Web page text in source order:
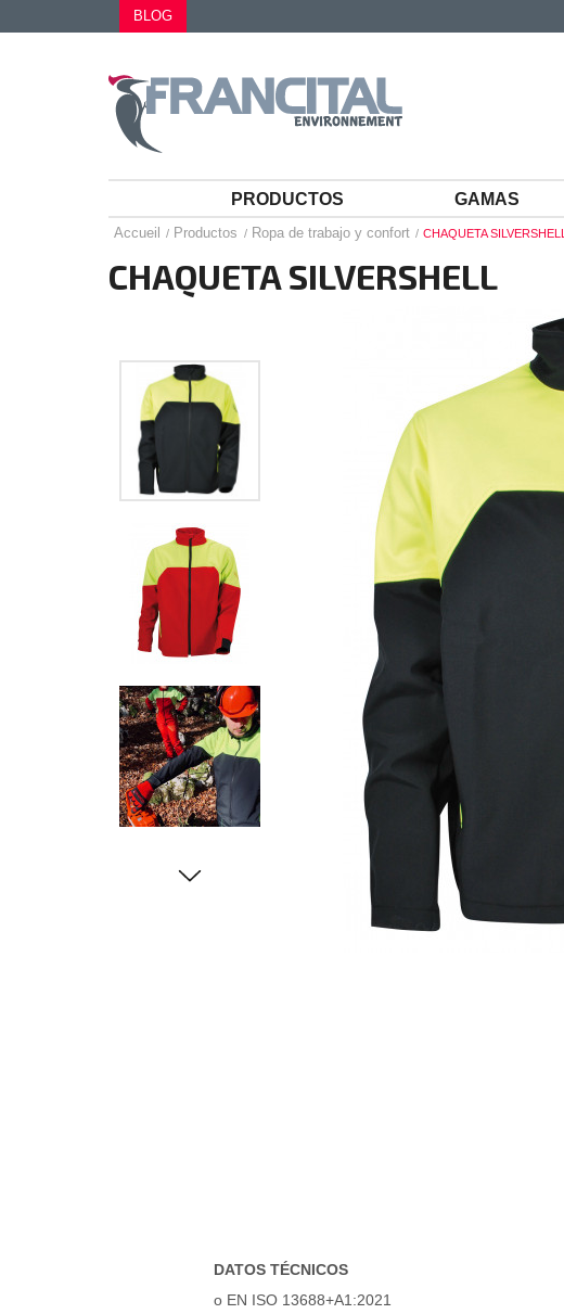
BLOG
PRODUCTOS GAMAS
Accueil Productos Ropa de trabajo y confort CHAQUETA SILVERSHELL
CHAQUETA SILVERSHELL
DATOS TÉCNICOS
o EN ISO 13688+A1:2021